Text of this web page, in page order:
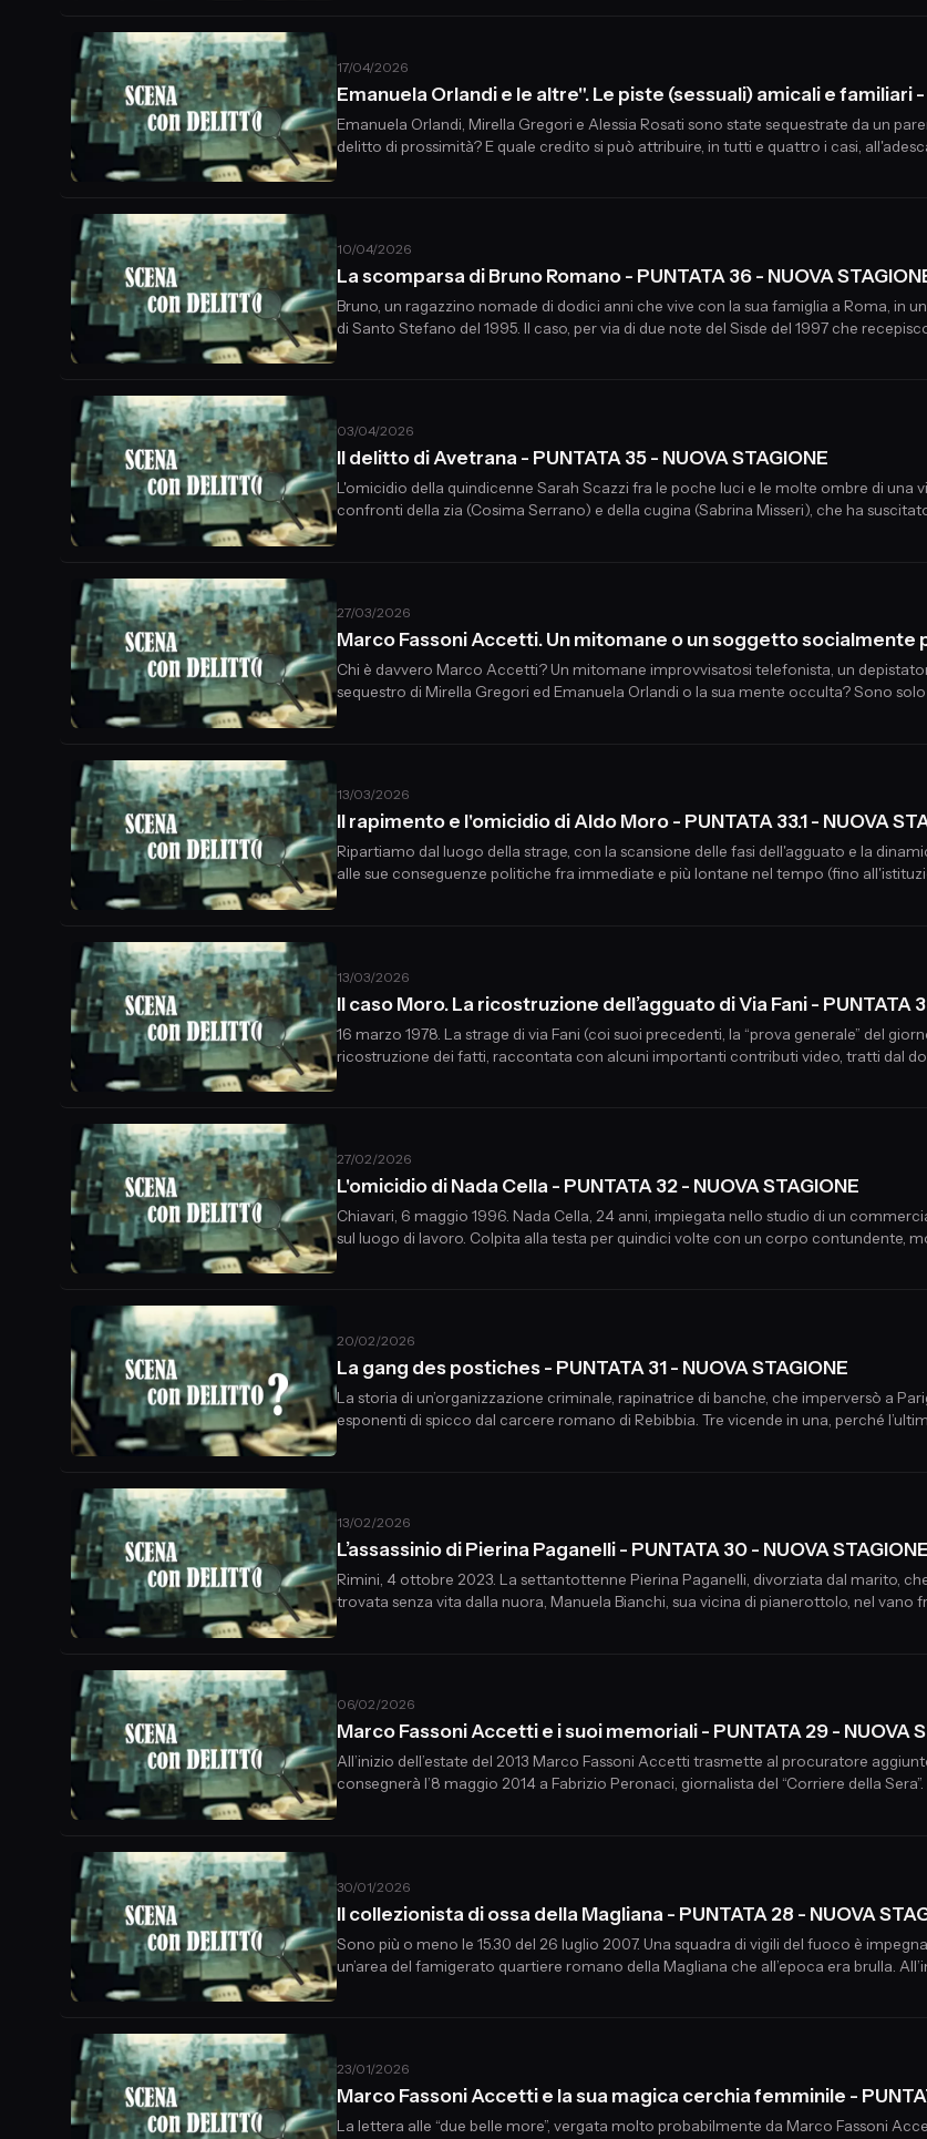
17/04/2026
Emanuela Orlandi e le altre". Le piste (sessuali) amicali e familiari -
Emanuela Orlandi, Mirella Gregori e Alessia Rosati sono state sequestrate da un
delitto di prossimità? E quale credito si può attribuire, in tutti e quattro i casi,
10/04/2026
La scomparsa di Bruno Romano - PUNTATA 36 - NUOVA
Bruno, un ragazzino nomade di dodici anni che vive con la sua famiglia a Roma, in una roulotte alloggiata nel quartiere Africano, svanisce nel nulla il giorno
di Santo Stefano del 1995. Il caso, per via di due note del Sisde del 1997 che
informatore occasionale dei servizi, chiama in causa il solito Marco Fassoni Accetti.
03/04/2026
Il delitto di Avetrana - PUNTATA 35 - NUOVA STAGIONE
L'omicidio della quindicenne Sarah Scazzi fra le poche luci e le molte ombre di
confronti della zia (Cosima Serrano) e della cugina (Sabrina Misseri), che ha
dinamica del delitto e sull'identità del cadavere, rinvenuto in avanzato stato di
27/03/2026
Marco Fassoni Accetti. Un mitomane o un soggetto socialmente
Chi è davvero Marco Accetti? Un mitomane improvvisatosi telefonista, un
sequestro di Mirella Gregori ed Emanuela Orlandi o la sua mente occulta? Sono
inquadrare un personaggio camaleontico dal multiforme ingegno.
13/03/2026
Il rapimento e l'omicidio di Aldo Moro - PUNTATA 33.1 - NUOVA
Ripartiamo dal luogo della strage, con la scansione delle fasi dell'agguato e la
alle sue
13/03/2026
Il caso Moro. La ricostruzione dell’agguato di Via Fani - PUNTATA
16 marzo 1978. La strage di via Fani (coi suoi precedenti, la “prova generale” del
ricostruzione dei fatti, raccontata con alcuni importanti contributi video, tratti dal
collaborazione di Gianluca Cicinelli, il giornalista che l’ha realizzato.
27/02/2026
L'omicidio di Nada Cella - PUNTATA 32 - NUOVA STAGIONE
Chiavari, 6 maggio 1996. Nada Cella, 24 anni, impiegata nello studio di un
sul luogo di lavoro. Colpita alla testa per quindici volte con un corpo contundente,
20/02/2026
La gang des postiches - PUNTATA 31 - NUOVA STAGIONE
La storia di un’organizzazione criminale, rapinatrice di banche, che imperversò a
esponenti di spicco dal carcere romano di Rebibbia. Tre vicende in una, perché
13/02/2026
L’assassinio di Pierina Paganelli - PUNTATA 30 - NUOVA STAGIONE
Rimini, 4 ottobre 2023. La settantottenne Pierina Paganelli, divorziata dal marito,
trovata senza vita dalla nuora, Manuela Bianchi, sua vicina di pianerottolo, nel vano
abita. Unico indagato, attualmente sotto processo, in una vicenda in cui tante cose
06/02/2026
Marco Fassoni Accetti e i suoi memoriali - PUNTATA 29 - NUOVA
All’inizio dell’estate del 2013 Marco Fassoni Accetti trasmette al procuratore
consegnerà l’8 maggio 2014 a Fabrizio Peronaci, giornalista del “Corriere della
Giancarlo Germani, alla Commissione parlamentare istituita nel 2023 per far luce
30/01/2026
Il collezionista di ossa della Magliana - PUNTATA 28 - NUOVA
Sono più o meno le 15.30 del 26 luglio 2007. Una squadra di vigili del fuoco è
un’area del famigerato quartiere romano della Magliana che all’epoca era brulla.
un teschio, rotolato via da uno scheletro che giace, perfettamente composto,
23/01/2026
Marco Fassoni Accetti e la sua magica cerchia femminile -
La lettera alle “due belle more”, vergata molto probabilmente da Marco Fassoni